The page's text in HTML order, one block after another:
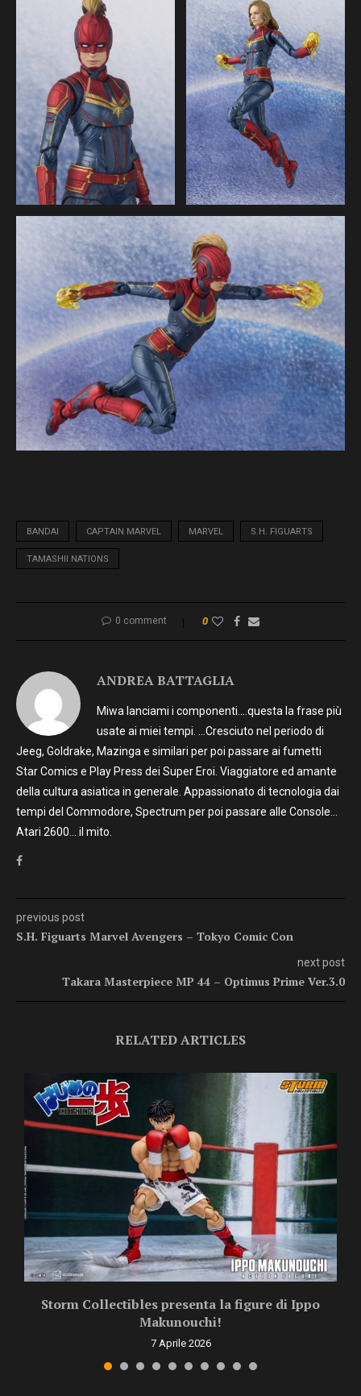
BANDAI CAPTAIN MARVEL MARVEL S.H. FIGUARTS
TAMASHII NATIONS
0 comment 0
ANDREA BATTAGLIA
Miwa lanciami i componenti….questa la frase più
usate ai miei tempi. …Cresciuto nel periodo di
Jeeg, Goldrake, Mazinga e similari per poi passare ai fumetti
Star Comics e Play Press dei Super Eroi. Viaggiatore ed amante
della cultura asiatica in generale. Appassionato di tecnologia dai
tempi del Commodore, Spectrum per poi passare alle Console…
Atari 2600… il mito.
previous post
S.H. Figuarts Marvel Avengers – Tokyo Comic Con
next post
Takara Masterpiece MP 44 – Optimus Prime Ver.3.0
RELATED ARTICLES
Storm Collectibles presenta la figure di Ippo
Makunouchi!
7 Aprile 2026